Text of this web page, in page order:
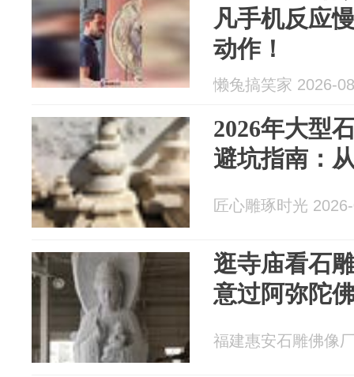
凡手机反应
动作！
懒兔搞笑家 2026-
2026年大型
避坑指南：
匠心雕琢时光
逛寺庙看石
意过阿弥陀
福建惠安石雕佛像